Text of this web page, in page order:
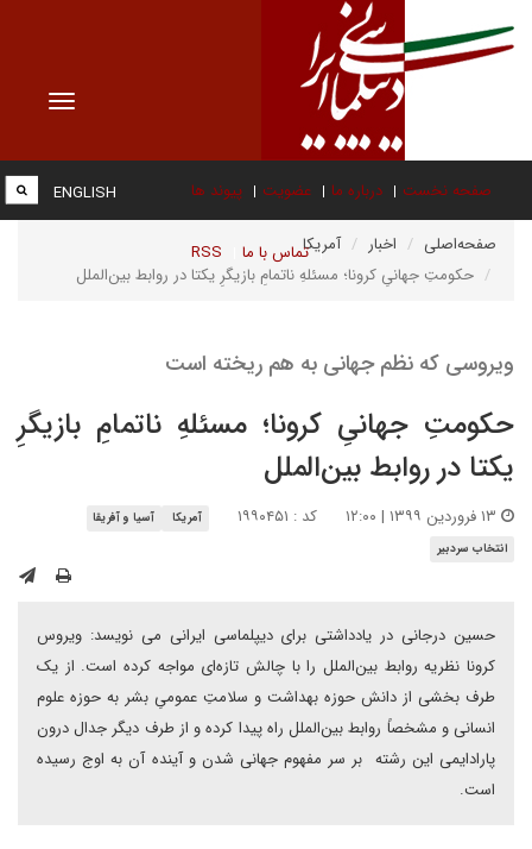
Toggle
صفحه نخست درباره ما عضویت پیوند ها
تماس با ما RSS
ENGLISH
صفحه‌اصلی اخبار
آمریکا
حکومتِ جهانیِ کرونا؛ مسئلهِ ناتمامِ بازیگرِ یکتا در روابط بین‌الملل
ویروسی که نظم جهانی به هم ریخته است
حکومتِ جهانیِ کرونا؛ مسئلهِ ناتمامِ بازیگرِ
یکتا در روابط بین‌الملل
کد : ۱۹۹۰۴۵۱ آمریکا
آسیا و آفریقا
انتخاب سردبیر
حسین درجانی در یادداشتی برای دیپلماسی ایرانی می نویسد: ویروس
کرونا نظریه روابط بین‌الملل را با چالش تازه‌ای مواجه کرده است. از یک
طرف بخشی از دانش حوزه بهداشت و سلامتِ عمومیِ بشر به حوزه علوم
انسانی و مشخصاً روابط بین‌الملل راه پیدا کرده و از طرف دیگر جدال درون
پارادایمی این رشته بر سر مفهوم جهانی شدن و آینده آن به اوج رسیده
است.